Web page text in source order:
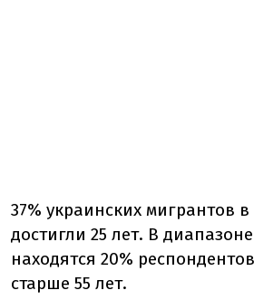
37% украинских мигрантов
достигли 25 лет. В
находятся 20%
старше 55 лет.